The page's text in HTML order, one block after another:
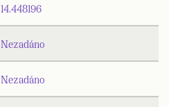
14.448196
Nezadáno
Nezadáno